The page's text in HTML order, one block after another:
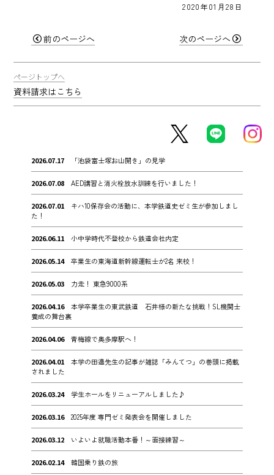
2020年01月28日
前のページへ 次のページへ
ページトップへ
資料請求はこちら
2026.07.17 「池袋富士塚お山開き」の見学
2026.07.08 AED講習と消火栓放水訓練を行いました！
2026.07.01
キハ10保存会の活動に、本学鉄道史ゼミ生が参加しまし
た！
2026.06.11 小中学時代不登校から鉄道会社内定
2026.05.14 卒業生の東海道新幹線運転士が2名 来校！
2026.05.03 力走！ 東急9000系
2026.04.16
本学卒業生の東武鉄道 石井様の新たな挑戦！SL機関士
養成の舞台裏
2026.04.06 青梅線で奥多摩駅へ！
2026.04.01
本学の田邉先生の記事が雑誌「みんてつ」の巻頭に掲載
されました
2026.03.24 学生ホールをリニューアルしました♪
2026.03.16 2025年度 専門ゼミ発表会を開催しました
2026.03.12 いよいよ就職活動本番！～面接練習～
2026.02.14 韓国乗り鉄の旅